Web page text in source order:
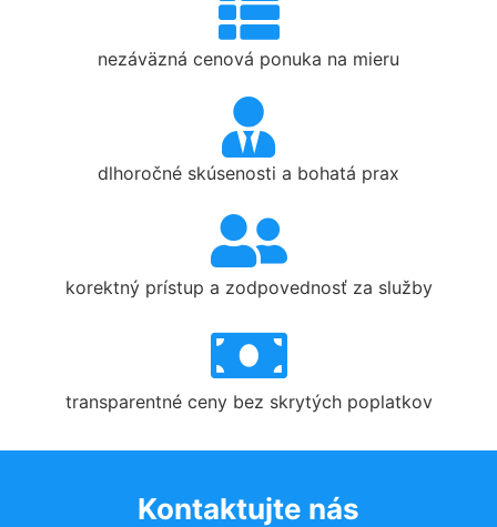
nezáväzná cenová ponuka na mieru
dlhoročné skúsenosti a bohatá prax
korektný prístup a zodpovednosť za služby
transparentné ceny bez skrytých poplatkov
Kontaktujte nás